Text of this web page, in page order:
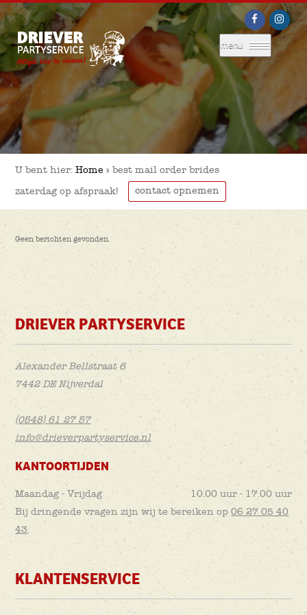
menu
U bent hier:Home » best mail order brides
zaterdag op afspraak! contact opnemen
Geen berichten gevonden.
DRIEVER PARTYSERVICE
Alexander Bellstraat 6
7442 DE Nijverdal
(0548) 61 27 57
info@drieverpartyservice.nl
KANTOORTIJDEN
Maandag - Vrijdag
10.00 uur - 17.00 uur
Bij dringende vragen zijn wij te bereiken op06 27 05 40
43.
KLANTENSERVICE